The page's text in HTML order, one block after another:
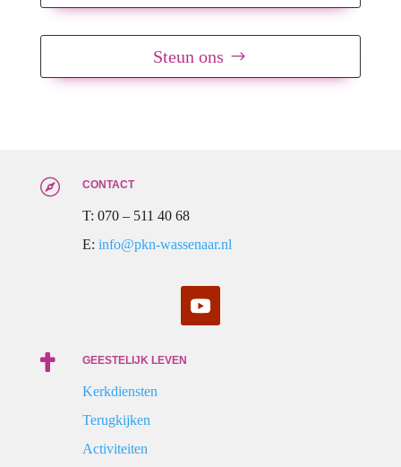
Steun ons
 CONTACT
T: 070 – 511 40 68
E: info@pkn-wassenaar.nl
 GEESTELIJK LEVEN
Kerkdiensten
Terugkijken
Activiteiten